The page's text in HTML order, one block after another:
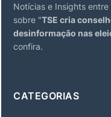
Notícias e Insights
sobre "TSE cria
desinformação nas
confira.
CATEGORIAS